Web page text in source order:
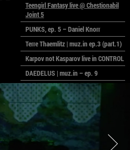
Teengirl Fantasy live @ Chestionabil
Joint 5
PUNKS, ep. 5 – Daniel Knorr
Terre Thaemlitz | muz.in ep.3 (part.1)
Karpov not Kasparov live in CONTROL
DAEDELUS | muz.in – ep. 9
LALELE, LALELE – prima premieră a
anului la MACAZ
CinePOLSKA – filme poloneze la
București
PEOPLE OF ROMANIA se lansează la
galeria Simeza